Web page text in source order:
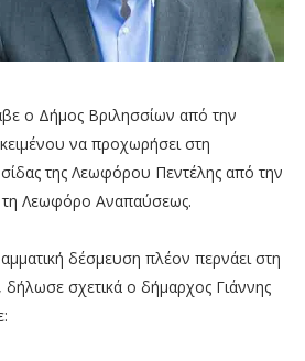
ο Δήμος Βριλησσίων από την
να προχωρήσει στη
της Λεωφόρου Πεντέλης από την
Λεωφόρο Αναπαύσεως.
δέσμευση πλέον περνάει στη
σχετικά ο δήμαρχος Γιάννης